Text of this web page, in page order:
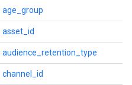
age_group
asset_id
audience_retention_type
channel_id